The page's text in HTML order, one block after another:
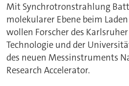
Mit Synchrotronstrahlung
molekularer Ebene beim
wollen Forscher des
Technologie und der
des neuen Messinstruments
Research Accelerator.